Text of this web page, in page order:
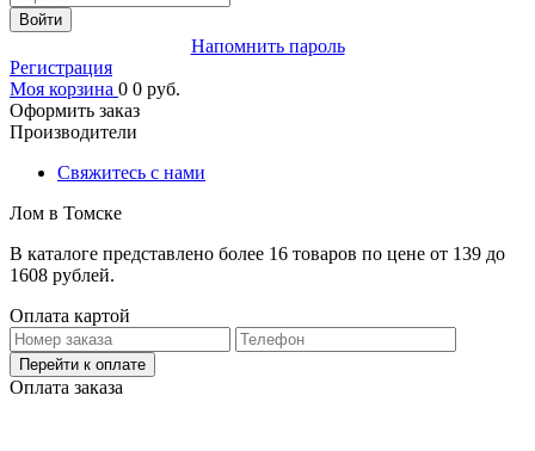
Войти
Напомнить пароль
Регистрация
Моя корзина 0 0 руб.
Оформить заказ
Производители
Свяжитесь с нами
Лом в Томске
В каталоге представлено более 16 товаров по цене от 139 до
1608 рублей.
Оплата картой
Перейти к оплате
Оплата заказа